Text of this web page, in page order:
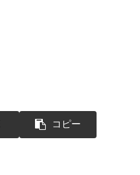
コピー